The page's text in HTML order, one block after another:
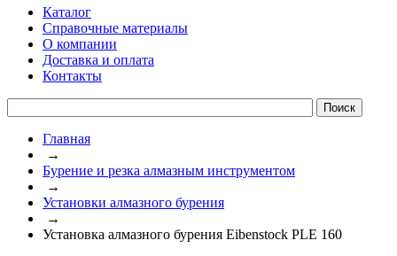
Каталог
Справочные материалы
О компании
Доставка и оплата
Контакты
Главная
→
Бурение и резка алмазным инструментом
→
Установки алмазного бурения
→
Установка алмазного бурения Eibenstock PLE 160